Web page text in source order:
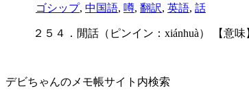
ゴシップ, 中国語, 噂, 翻訳, 英語, 話
２５４．閒話（ピンイン：xiánhuà） 【意
デビちゃんのメモ帳サイト内検索